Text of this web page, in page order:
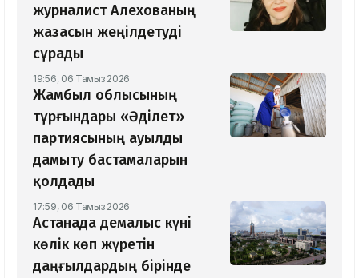
журналист Алехованың
жазасын жеңілдетуді
сұрады
19:56, 06 Тамыз 2026
Жамбыл облысының
тұрғындары «Әділет»
партиясының ауылды
дамыту бастамаларын
қолдады
17:59, 06 Тамыз 2026
Астанада демалыс күні
көлік көп жүретін
даңғылдардың бірінде